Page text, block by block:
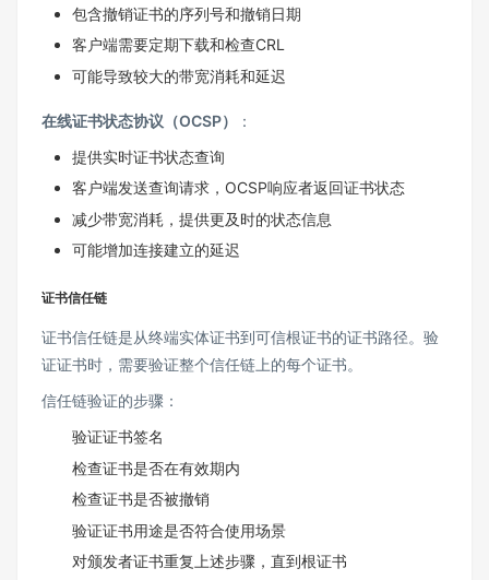
包含撤销证书的序列号和撤销日期
客户端需要定期下载和检查CRL
可能导致较大的带宽消耗和延迟
在线证书状态协议（OCSP）
：
提供实时证书状态查询
客户端发送查询请求，OCSP响应者返回证书状态
减少带宽消耗，提供更及时的状态信息
可能增加连接建立的延迟
证书信任链
证书信任链是从终端实体证书到可信根证书的证书路径。验
证证书时，需要验证整个信任链上的每个证书。
信任链验证的步骤：
验证证书签名
检查证书是否在有效期内
检查证书是否被撤销
验证证书用途是否符合使用场景
对颁发者证书重复上述步骤，直到根证书